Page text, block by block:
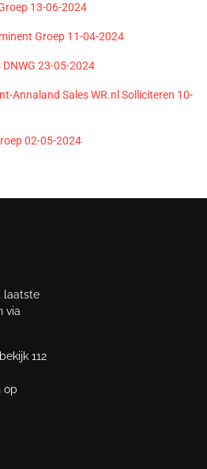
13-06-2024
Groep 11-04-2024
23-05-2024
Annaland Sales WR.nl Solliciteren 10-
02-05-2024
laatste
via
112
op